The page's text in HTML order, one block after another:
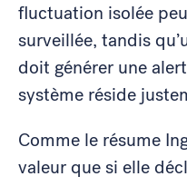
fluctuation isolée
surveillée, tandis
doit générer une
système réside
Comme le résume
valeur que si elle